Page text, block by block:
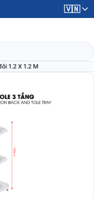
🇻🇳
1.2 X 1.2 M